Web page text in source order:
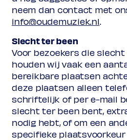
neem dan contact met
info@oudemuziek.nl.
Slecht ter been
Voor bezoekers die
houden wij vaak een
bereikbare plaatsen
deze plaatsen alleen
schriftelijk of per e-mail
slecht ter been bent,
nodig hebt, of om een
specifieke